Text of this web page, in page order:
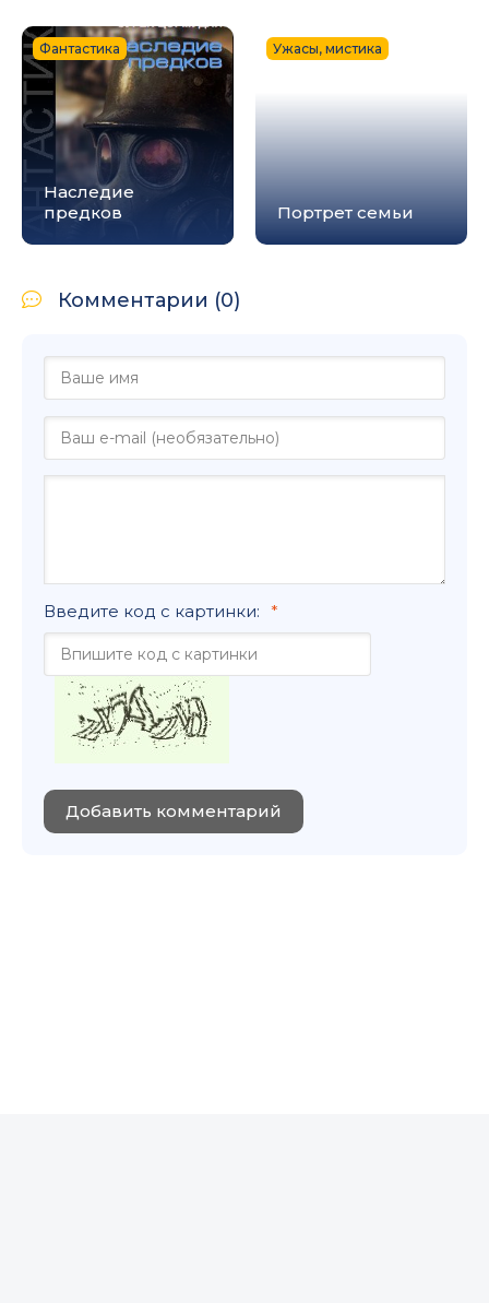
Наследие
предков
Фантастика
Портрет семьи
Ужасы, мистика
Комментарии (0)
Введите код с картинки:
Добавить комментарий